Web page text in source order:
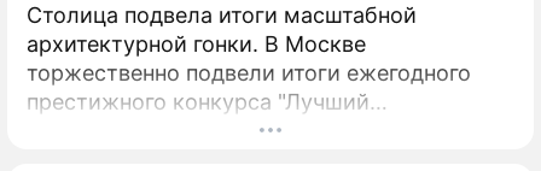
Столица подвела итоги масштабной
архитектурной гонки. В Москве
торжественно подвели итоги ежегодного
престижного конкурса "Лучший
реализованный проект в области